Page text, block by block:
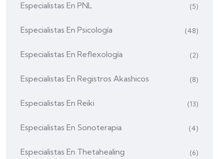
Especialistas En PNL (5)
Especialistas En Psicología (48)
Especialistas En Reflexología (2)
Especialistas En Registros Akashicos (8)
Especialistas En Reiki (13)
Especialistas En Sonoterapia (4)
Especialistas En Thetahealing (6)